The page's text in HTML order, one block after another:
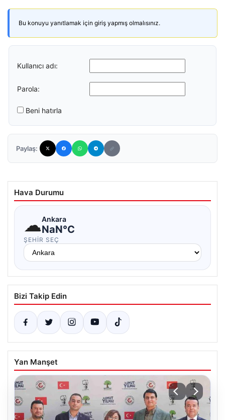
Bu konuyu yanıtlamak için giriş yapmış olmalısınız.
Kullanıcı adı:
Parola:
Beni hatırla
Paylaş:
Hava Durumu
☁Ankara
NaN°C
ŞEHIR SEÇ
Bizi Takip Edin
Yan Manşet